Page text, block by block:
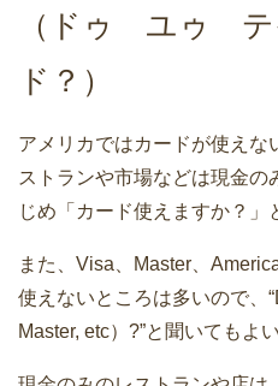
（ドゥ ユゥ
ド？）
アメリカではカードが使えな
ストランや市場などは現金
じめ「カード使えますか？」
また、Visa、Master、
使えないところは多いので、
Master, etc）?”と聞いてもよ